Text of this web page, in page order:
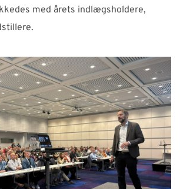
med årets indlægsholdere,